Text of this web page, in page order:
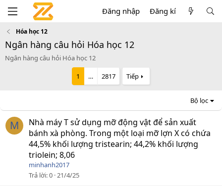
Đăng nhập Đăng kí
Hóa học 12
Ngân hàng câu hỏi Hóa học 12
Ngân hàng câu hỏi Hóa học 12
1 … 2817 Tiếp
Bộ lọc
M
Nhà máy T sử dụng mỡ động vật để sản xuất
bánh xà phòng. Trong một loại mỡ lợn X có chứa
44,5% khối lượng tristearin; 44,2% khối lượng
triolein; 8,06
minhanh2017
Trả lời 0 21/4/25